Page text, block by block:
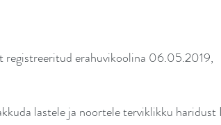
registreeritud erahuvikoolina 06.05.2019,
lastele ja noortele terviklikku